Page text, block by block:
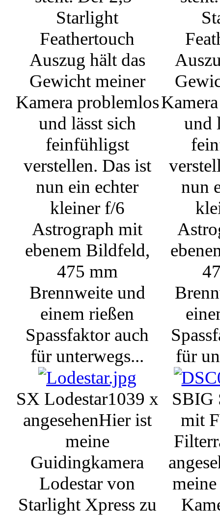
Starlight
Feathertouch
Auszug hält das
Gewicht meiner
Kamera problemlos
und lässt sich
feinfühligst
verstellen. Das ist
nun ein echter
kleiner f/6
Astrograph mit
ebenem Bildfeld,
475 mm
Brennweite und
einem rießen
Spassfaktor auch
für unterwegs...
und
nun
für
SX Lodestar1039 x
angesehenHier ist
meine
Guidingkamera
Lodestar von
Starlight Xpress zu
SBIG
mit